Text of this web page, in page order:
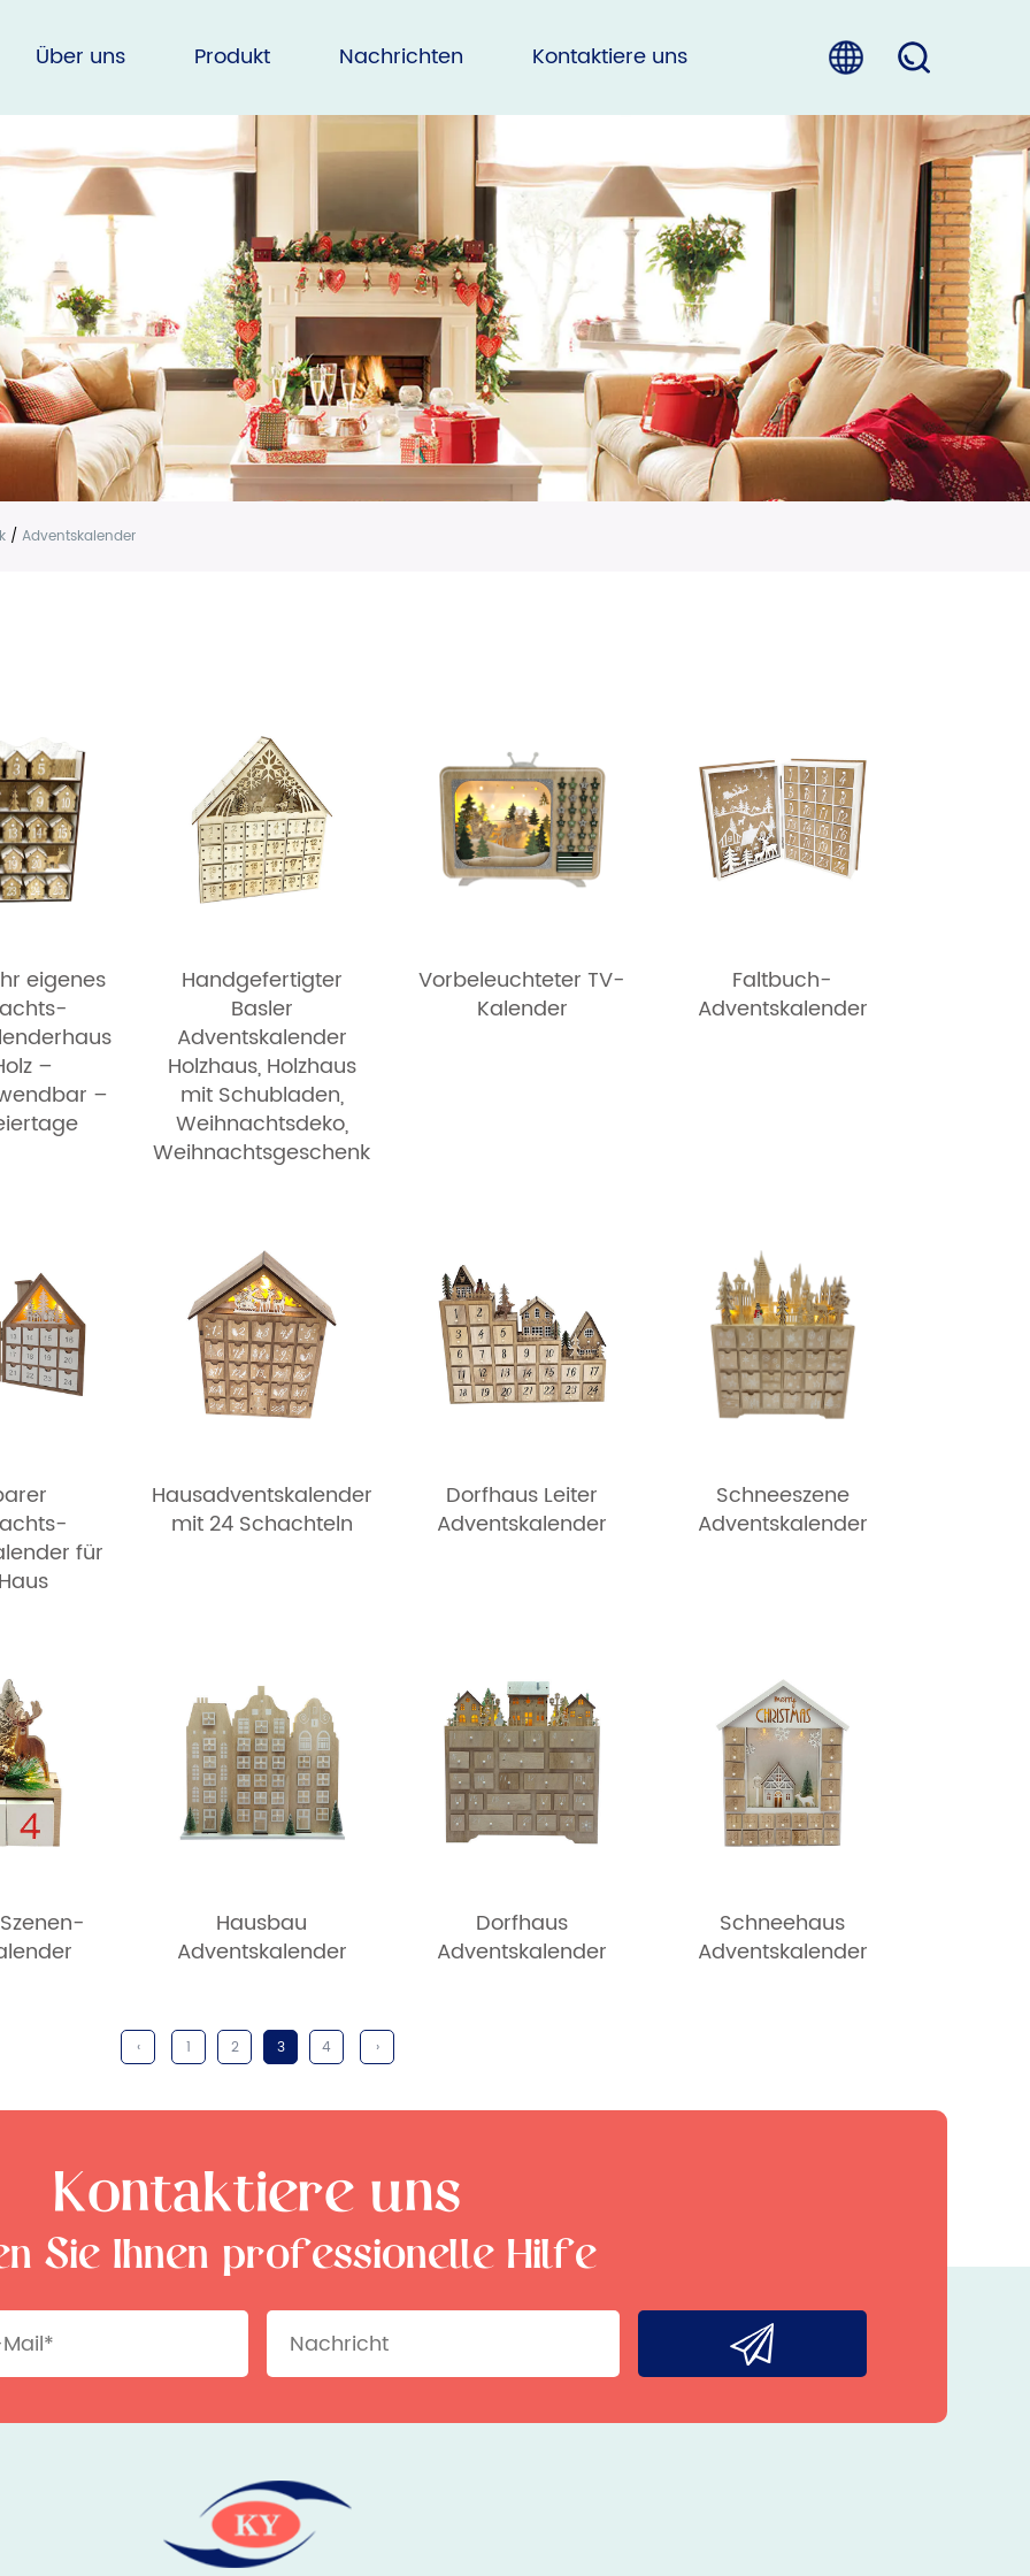
Über uns Produkt Nachrichten Kontaktiere uns
/ Adventskalender
eigenes
–
–
Handgefertigter
Basler
Adventskalender
Holzhaus, Holzhaus
mit Schubladen,
Weihnachtsdeko,
Weihnachtsgeschenk
Vorbeleuchteter TV-
Kalender
Faltbuch-
Adventskalender
für
Hausadventskalender
mit 24 Schachteln
Dorfhaus Leiter
Adventskalender
Schneeszene
Adventskalender
Hausbau
Adventskalender
Dorfhaus
Adventskalender
Schneehaus
Adventskalender
‹ 1 2 3 4 ›
Kontaktiere uns
Sie Ihnen professionelle Hilfe